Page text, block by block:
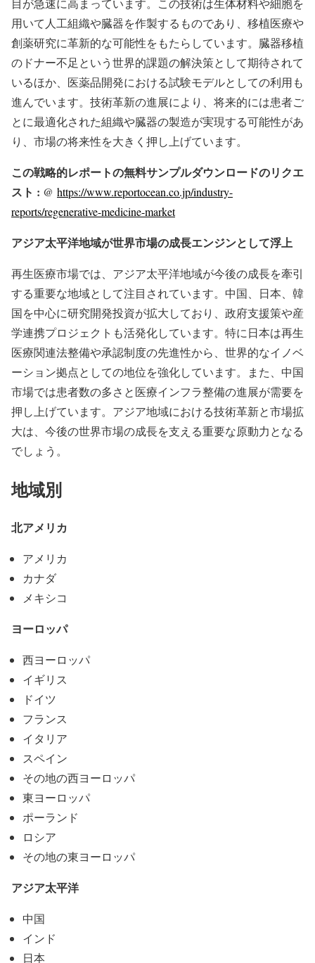
用いて人工組織や臓器を作製するものであり、移植医療や
創薬研究に革新的な可能性をもたらしています。臓器移植
のドナー不足という世界的課題の解決策として期待されて
いるほか、医薬品開発における試験モデルとしての利用も
進んでいます。技術革新の進展により、将来的には患者ご
とに最適化された組織や臓器の製造が実現する可能性があ
り、市場の将来性を大きく押し上げています。
この戦略的レポートの無料サンプルダウンロードのリクエ
スト : @ https://www.reportocean.co.jp/industry-
reports/regenerative-medicine-market
アジア太平洋地域が世界市場の成長エンジンとして浮上
再生医療市場では、アジア太平洋地域が今後の成長を牽引
する重要な地域として注目されています。中国、日本、韓
国を中心に研究開発投資が拡大しており、政府支援策や産
学連携プロジェクトも活発化しています。特に日本は再生
医療関連法整備や承認制度の先進性から、世界的なイノベ
ーション拠点としての地位を強化しています。また、中国
市場では患者数の多さと医療インフラ整備の進展が需要を
押し上げています。アジア地域における技術革新と市場拡
大は、今後の世界市場の成長を支える重要な原動力となる
でしょう。
地域別
北アメリカ
アメリカ
カナダ
メキシコ
ヨーロッパ
西ヨーロッパ
イギリス
ドイツ
フランス
イタリア
スペイン
その地の西ヨーロッパ
東ヨーロッパ
ポーランド
ロシア
その地の東ヨーロッパ
アジア太平洋
中国
インド
日本